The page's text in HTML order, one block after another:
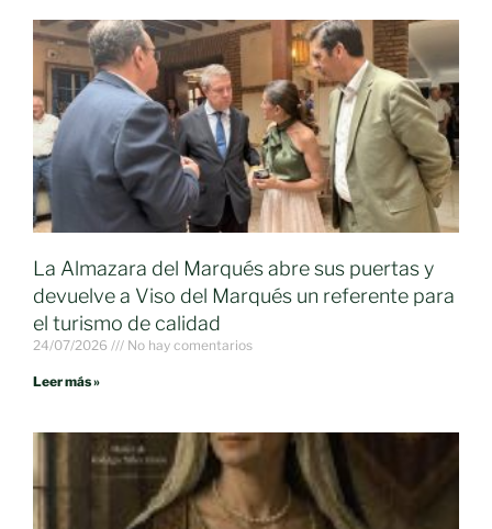
La Almazara del Marqués abre sus puertas y
devuelve a Viso del Marqués un referente para
el turismo de calidad
24/07/2026 No hay comentarios
Leer más »